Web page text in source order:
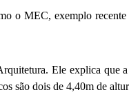
o MEC, exemplo
Ele explica que
são dois de 4,40m de